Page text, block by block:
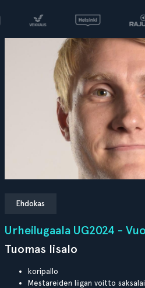
Ehdokas
Urheilugaala UG2024 -
Tuomas Iisalo
koripallo
Mestareiden liigan voitto